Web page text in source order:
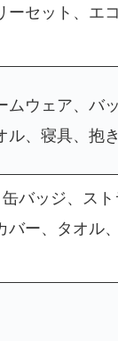
ーセット、エ
ウェア、バ
ル、寝具、抱
バッジ、ス
ー、タオル